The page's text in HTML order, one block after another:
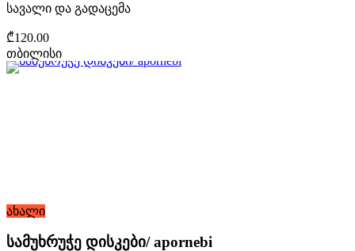
სავალი და გადაცემა
₾120.00
თბილისი
ახალი
სამუხრუჭე დისკები/ apornebi